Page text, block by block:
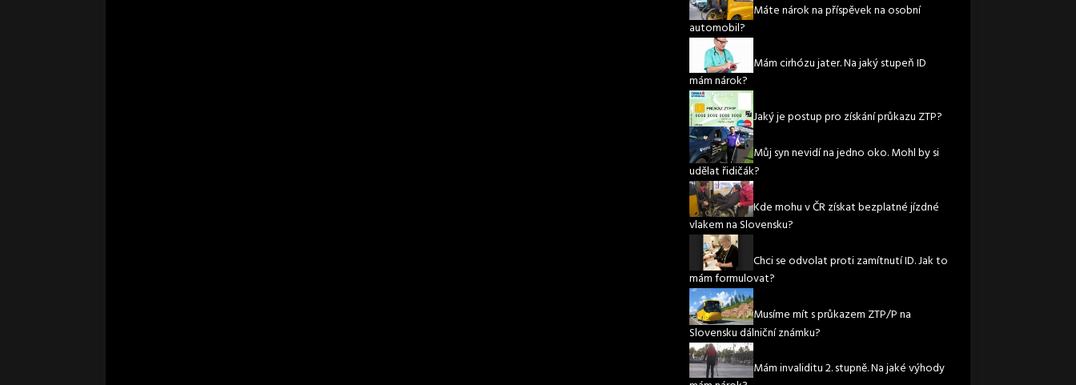
Máte nárok na příspěvek na osobní
automobil?
Mám cirhózu jater. Na jaký stupeň ID
mám nárok?
Jaký je postup pro získání průkazu ZTP?
Můj syn nevidí na jedno oko. Mohl by si
udělat řidičák?
Kde mohu v ČR získat bezplatné jízdné
vlakem na Slovensku?
Chci se odvolat proti zamítnutí ID. Jak to
mám formulovat?
Musíme mít s průkazem ZTP/P na
Slovensku dálniční známku?
Mám invaliditu 2. stupně. Na jaké výhody